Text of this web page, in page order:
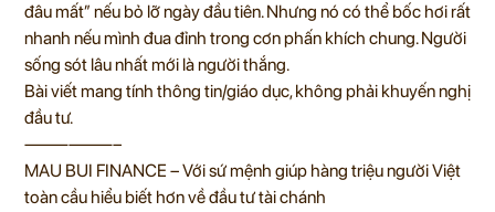
đâu mất” nếu bỏ lỡ ngày đầu tiên. Nhưng nó có thể bốc hơi rất
nhanh nếu mình đua đỉnh trong cơn phấn khích chung. Người
sống sót lâu nhất mới là người thắng.
Bài viết mang tính thông tin/giáo dục, không phải khuyến nghị
đầu tư.
——————–
MAU BUI FINANCE – Với sứ mệnh giúp hàng triệu người Việt
toàn cầu hiểu biết hơn về đầu tư tài chánh